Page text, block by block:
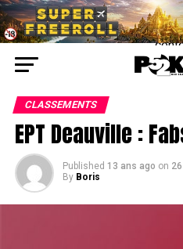
CLASSEMENTS
EPT Deauville :
Published 13 ans ago on
By Boris